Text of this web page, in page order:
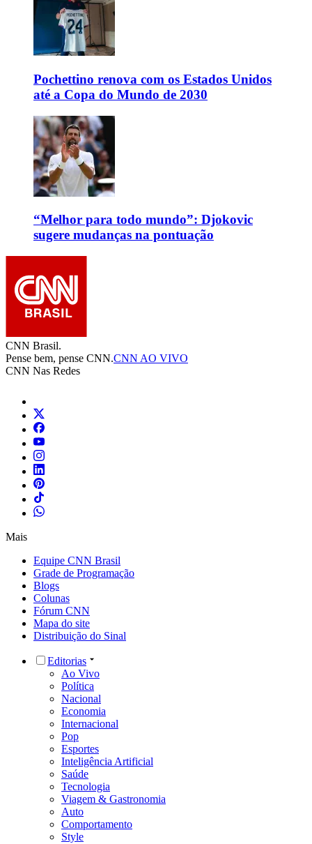
Pochettino renova com os Estados Unidos
até a Copa do Mundo de 2030
“Melhor para todo mundo”: Djokovic
sugere mudanças na pontuação
CNN Brasil.
Pense bem, pense CNN.CNN AO VIVO
CNN Nas Redes
Mais
Equipe CNN Brasil
Grade de Programação
Blogs
Colunas
Fórum CNN
Mapa do site
Distribuição do Sinal
Editorias
Ao Vivo
Política
Nacional
Economia
Internacional
Pop
Esportes
Inteligência Artificial
Saúde
Tecnologia
Viagem & Gastronomia
Auto
Comportamento
Style